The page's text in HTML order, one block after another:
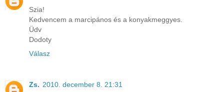
Szia!
Kedvencem a marcipános és a konyakmeggyes.
Üdv
Dodoty
Válasz
Zs. 2010. december 8. 21:31